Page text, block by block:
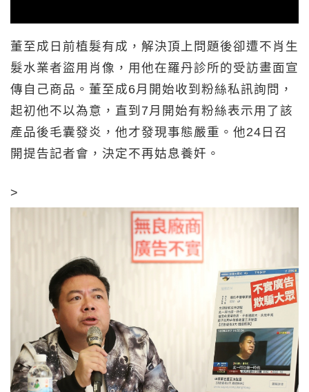
董至成日前植髮有成，解決頂上問題後卻遭不肖生
髮水業者盜用肖像，用他在羅丹診所的受訪畫面宣
傳自己商品。董至成6月開始收到粉絲私訊詢問，
起初他不以為意，直到7月開始有粉絲表示用了該
產品後毛囊發炎，他才發現事態嚴重。他24日召
開提告記者會，決定不再姑息養奸。
>